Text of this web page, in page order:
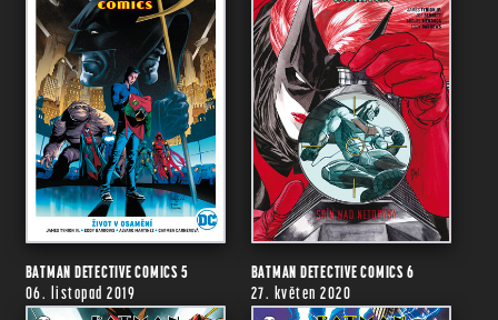
BATMAN DETECTIVE COMICS 5
06. listopad 2019
BATMAN DETECTIVE COMICS 6
27. květen 2020